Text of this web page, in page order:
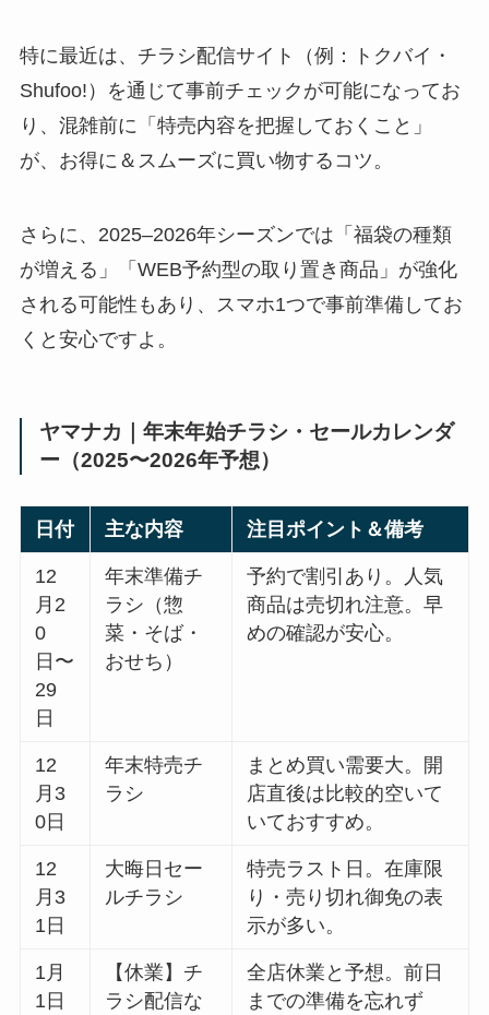
特に最近は、チラシ配信サイト（例：トクバイ・
Shufoo!）を通じて事前チェックが可能になってお
り、混雑前に「特売内容を把握しておくこと」
が、お得に＆スムーズに買い物するコツ。
さらに、2025–2026年シーズンでは「福袋の種類
が増える」「WEB予約型の取り置き商品」が強化
される可能性もあり、スマホ1つで事前準備してお
くと安心ですよ。
ヤマナカ｜年末年始チラシ・セールカレンダ
ー（2025〜2026年予想）
日付 主な内容 注目ポイント＆備考
12
月2
0
日〜
29
日
年末準備チ
ラシ（惣
菜・そば・
おせち）
予約で割引あり。人気
商品は売切れ注意。早
めの確認が安心。
12
月3
0日
年末特売チ
ラシ
まとめ買い需要大。開
店直後は比較的空いて
いておすすめ。
12
月3
1日
大晦日セー
ルチラシ
特売ラスト日。在庫限
り・売り切れ御免の表
示が多い。
1月
1日
【休業】チ
ラシ配信な
全店休業と予想。前日
までの準備を忘れず